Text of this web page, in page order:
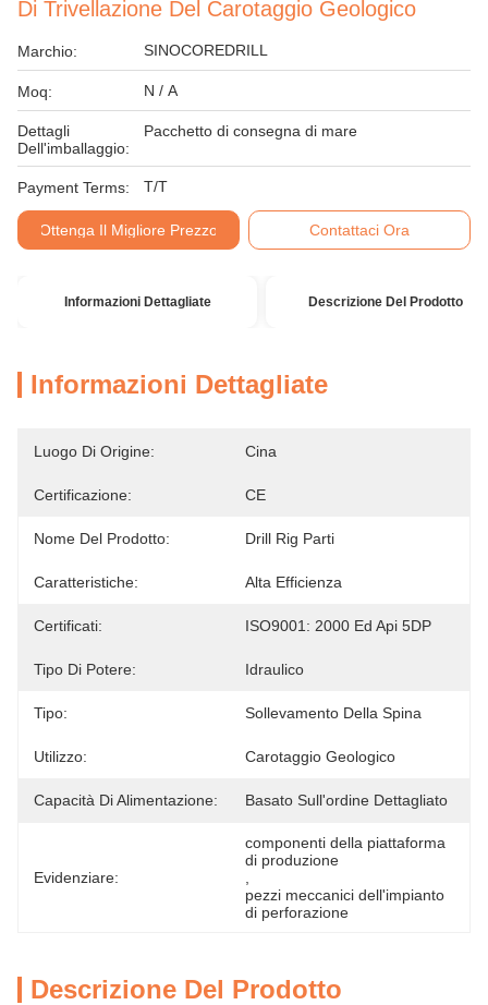
Di Trivellazione Del Carotaggio Geologico
Marchio: SINOCOREDRILL
Moq: N / A
Dettagli
Dell'imballaggio:
Pacchetto di consegna di mare
Payment Terms: T/T
Ottenga Il Migliore Prezzo Contattaci Ora
Informazioni Dettagliate Descrizione Del Prodotto
Informazioni Dettagliate
Luogo Di Origine: Cina
Certificazione: CE
Nome Del Prodotto: Drill Rig Parti
Caratteristiche: Alta Efficienza
Certificati: ISO9001: 2000 Ed Api 5DP
Tipo Di Potere: Idraulico
Tipo: Sollevamento Della Spina
Utilizzo: Carotaggio Geologico
Capacità Di Alimentazione: Basato Sull'ordine Dettagliato
Evidenziare:
componenti della piattaforma
di produzione
pezzi meccanici dell'impianto
di perforazione
Descrizione Del Prodotto